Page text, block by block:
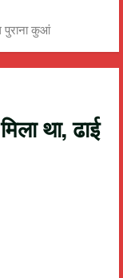
पुराना कुआं
था, ढाई